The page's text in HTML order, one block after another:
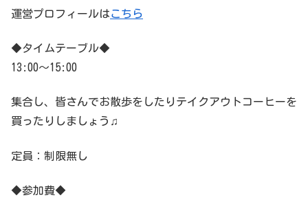
運営プロフィールはこちら
◆タイムテーブル◆
13:00〜15:00
集合し、皆さんでお散歩をしたりテイクアウトコーヒーを
買ったりしましょう♫
定員：制限無し
◆参加費◆